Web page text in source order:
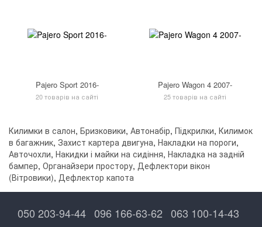
Pajero Sport 2016-
20 товарів на сайті
Pajero Wagon 4 2007-
25 товарів на сайті
Килимки в салон, Бризковики, Автонабір, Підкрилки, Килимок
в багажник, Захист картера двигуна, Накладки на пороги,
Авточохли, Накидки і майки на сидіння, Накладка на задній
бампер, Органайзери простору, Дефлектори вікон
(Вітровики), Дефлектор капота
050 203-94-44 096 166-63-62 063 100-14-43